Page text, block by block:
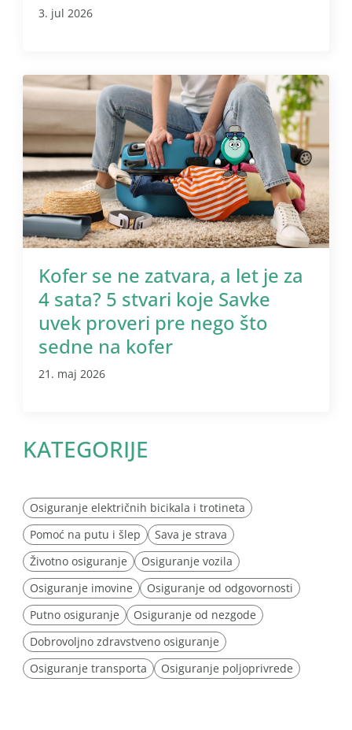
3. jul 2026
Kofer se ne zatvara, a let je za
4 sata? 5 stvari koje Savke
uvek proveri pre nego što
sedne na kofer
21. maj 2026
KATEGORIJE
Osiguranje električnih bicikala i trotineta
Pomoć na putu i šlep
Sava je strava
Životno osiguranje
Osiguranje vozila
Osiguranje imovine
Osiguranje od odgovornosti
Putno osiguranje
Osiguranje od nezgode
Dobrovoljno zdravstveno osiguranje
Osiguranje transporta
Osiguranje poljoprivrede